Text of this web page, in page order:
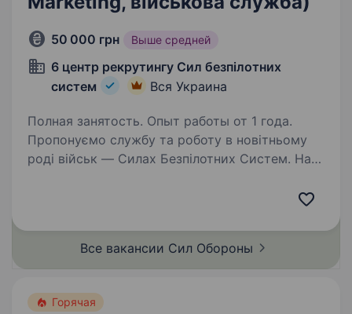
50 000 грн Выше средней
6 центр рекрутингу Сил безпілотних
систем
Вся Украина
Полная занятость. Опыт работы от 1 года.
Пропонуємо службу та роботу в новітньому
роді військ — Силах Безпілотних Систем. Наш
це перший у світі підрозділ «технологічного
професіоналів…
Все вакансии Сил Обороны
Горячая